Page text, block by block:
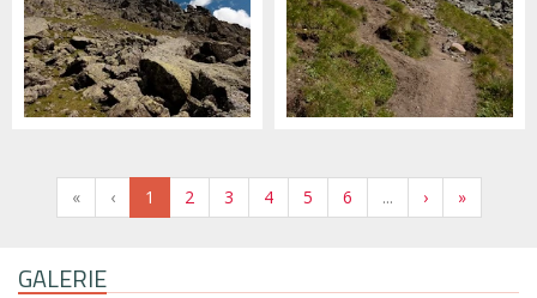
« ‹ 1 2 3 4 5 6 ... › »
GALERIE